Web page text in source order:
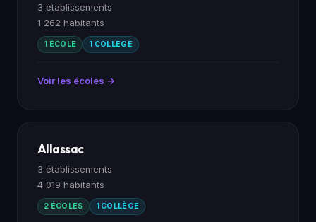
3 établissements
1 262 habitants
1 ÉCOLE 1 COLLÈGE
Voir les écoles →
Allassac
3 établissements
4 019 habitants
2 ÉCOLES 1 COLLÈGE